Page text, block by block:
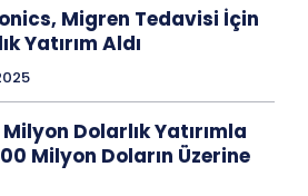
Migren Tedavisi İçin
Yatırım Aldı
Dolarlık Yatırımla
Milyon Doların Üzerine